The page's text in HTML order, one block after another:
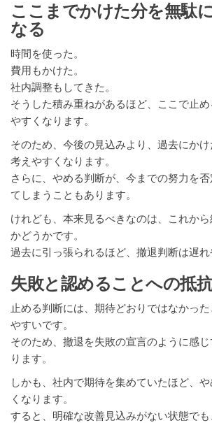
ここまでかけた分を無駄
なる
時間を使った。
費用もかけた。
社内調整もしてきた。
そうした積み重ねがあるほど、ここで止
やすくなります。
そのため、今後の見込みより、過去にか
考えやすくなります。
さらに、やめる判断が、今までの努力を否
てしまうこともあります。
けれども、本来見るべきなのは、これか
かどうかです。
過去に引っ張られるほど、撤退判断は遅れ
失敗と認めることへの抵
止める判断には、期待どおりではなかっ
やすいです。
そのため、撤退を失敗の宣言のように感
ります。
しかも、社内で期待を集めていたほど、
くなります。
すると、明確な改善見込みがない状態で